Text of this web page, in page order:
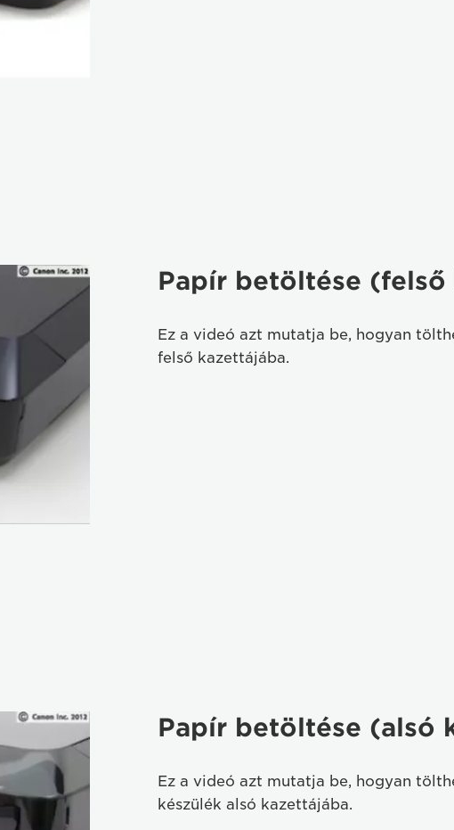
Papír betöltése (felső
Ez a videó azt mutatja be, hogyan
felső kazettájába.
Papír betöltése (alsó
Ez a videó azt mutatja be, hogyan
készülék alsó kazettájába.